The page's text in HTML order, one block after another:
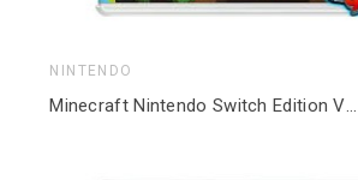
NINTENDO
Minecraft Nintendo Switch Edition Version Nintendo Switch